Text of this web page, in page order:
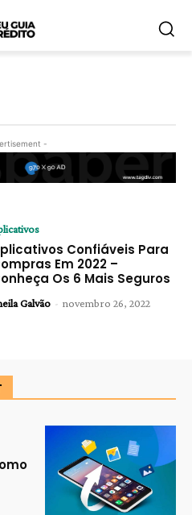
-
Confiáveis Para
Em 2022 –
Os 6 Mais Seguros
Galvão - novembro 26, 2022